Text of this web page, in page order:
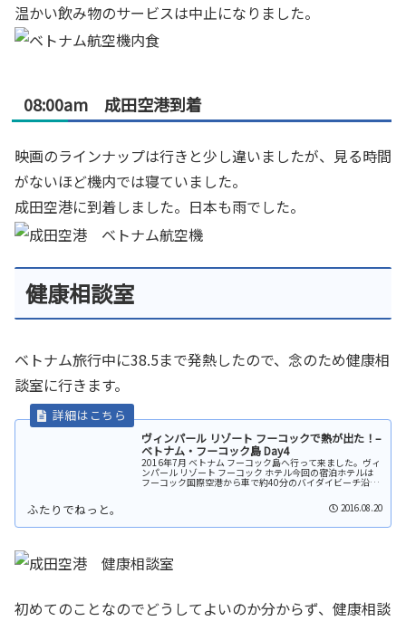
温かい飲み物のサービスは中止になりました。
08:00am 成田空港到着
映画のラインナップは行きと少し違いましたが、見る時間
がないほど機内では寝ていました。
成田空港に到着しました。日本も雨でした。
健康相談室
ベトナム旅行中に38.5まで発熱したので、念のため健康相
談室に行きます。
ヴィンパール リゾート フーコックで熱が出た！–
ベトナム・フーコック島 Day4
2016年7月 ベトナム フーコック島へ行って来ました。ヴィ
ンパール リゾート フーコック ホテル今回の宿泊ホテルは
フーコック国際空港から車で約40分のバイダイビーチ沿い
2016.08.20
初めてのことなのでどうしてよいのか分からず、健康相談